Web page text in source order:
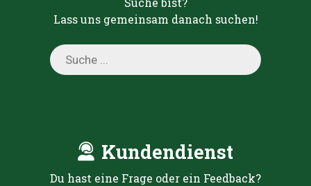
Lass uns gemeinsam danach suchen!
Products
search
Kundendienst
Du hast eine Frage oder ein Feedback?